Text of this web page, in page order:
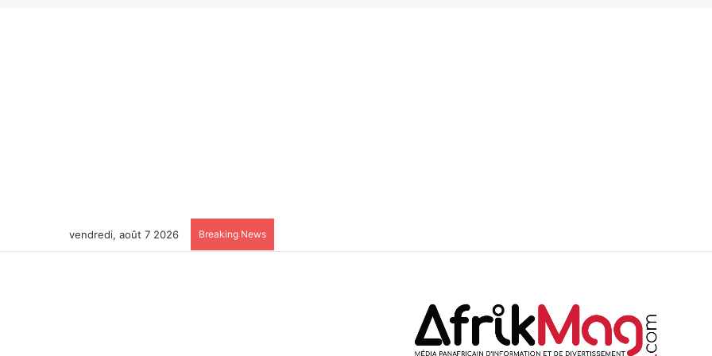
vendredi, août 7 2026 Breaking News